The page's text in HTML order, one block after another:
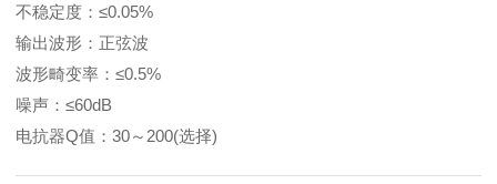
不稳定度：≤0.05%
输出波形：正弦波
波形畸变率：≤0.5%
噪声：≤60dB
电抗器Q值：30～200(选择)